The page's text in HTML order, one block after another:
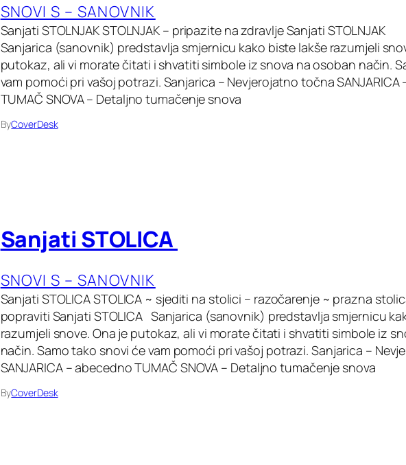
SNOVI S – SANOVNIK
Sanjati STOLNJAK STOLNJAK – pripazite na zdravlje Sanjati STOLNJAK
Sanjarica (sanovnik) predstavlja smjernicu kako biste lakše razumjeli
putokaz, ali vi morate čitati i shvatiti simbole iz snova na osoban način.
vam pomoći pri vašoj potrazi. Sanjarica – Nevjerojatno točna SANJARICA
TUMAČ SNOVA – Detaljno tumačenje snova
ByCoverDesk
Sanjati STOLICA
SNOVI S – SANOVNIK
Sanjati STOLICA STOLICA ~ sjediti na stolici – razočarenje ~ prazna
popraviti Sanjati STOLICA Sanjarica (sanovnik) predstavlja smjernicu
razumjeli snove. Ona je putokaz, ali vi morate čitati i shvatiti simbole iz
način. Samo tako snovi će vam pomoći pri vašoj potrazi. Sanjarica –
SANJARICA – abecedno TUMAČ SNOVA – Detaljno tumačenje snova
ByCoverDesk